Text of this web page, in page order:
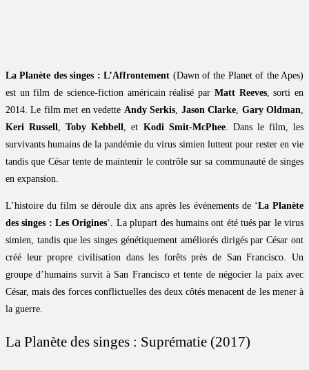
La Planète des singes : L’Affrontement (Dawn of the Planet of the Apes)
est un film de science-fiction américain réalisé par Matt Reeves, sorti en
2014. Le film met en vedette Andy Serkis, Jason Clarke, Gary Oldman,
Keri Russell,Toby Kebbell, et Kodi Smit-McPhee. Dans le film, les
survivants humains de la pandémie du virus simien luttent pour rester en vie
tandis que César tente de maintenir le contrôle sur sa communauté de singes
en expansion.
L’histoire du film se déroule dix ans après les événements de ‘La Planète
des singes : Les Origines‘. La plupart des humains ont été tués par le virus
simien, tandis que les singes génétiquement améliorés dirigés par César ont
créé leur propre civilisation dans les forêts près de San Francisco. Un
groupe d’humains survit à San Francisco et tente de négocier la paix avec
César, mais des forces conflictuelles des deux côtés menacent de les mener à
la guerre.
La Planète des singes : Suprématie (2017)